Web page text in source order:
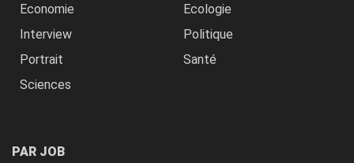
Economie
Ecologie
Interview
Politique
Portrait
Santé
Sciences
PAR JOB